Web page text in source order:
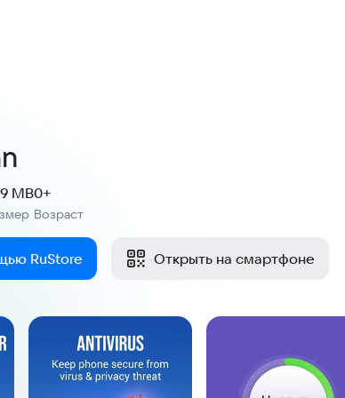
MB
Возраст
0+
RuStore Открыть на смартфоне